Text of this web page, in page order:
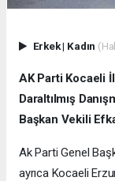
Erkek| Kadın
AK Parti Kocaeli
Daraltılmış
Başkan Vekili
Ak Parti Genel
ayrıca Kocaeli